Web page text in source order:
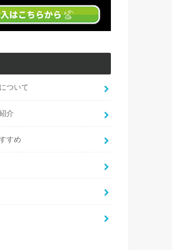
ついて
介
すめ